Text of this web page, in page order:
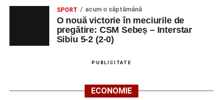
SPORT acum o săptămână
O nouă victorie în meciurile de
pregătire: CSM Sebeș – Interstar
Sibiu 5-2 (2-0)
PUBLICITATE
ECONOMIE